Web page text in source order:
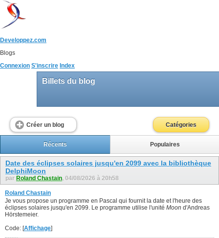
Developpez.com
Blogs
Connexion S'inscrire Index
Billets du blog
Créer un blog Catégories
Récents Populaires
Date des éclipses solaires jusqu'en 2099 avec la bibliothèque
DelphiMoon
par Roland Chastain, 04/08/2026 à 20h58
Roland Chastain
Je vous propose un programme en Pascal qui fournit la date et l'heure des
éclipses solaires jusqu'en 2099. Le programme utilise l'unité Moon d'Andreas
Hörstemeier.
Code: [Affichage]